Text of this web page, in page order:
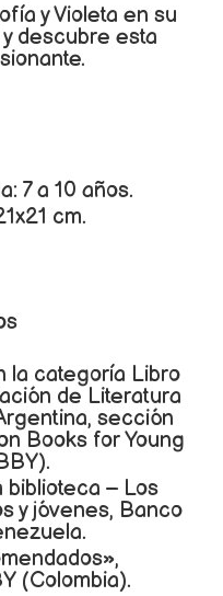
y Violeta en su
descubre esta
7 a 10 años.
cm.
la categoría Libro
de Literatura
sección
Books for Young
– Los
y jóvenes, Banco
(Colombia).